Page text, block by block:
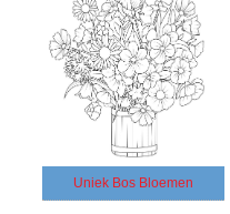
Uniek Bos Bloemen